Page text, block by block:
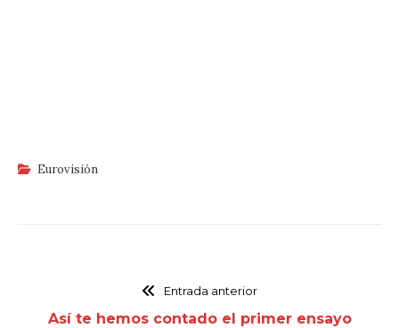
Eurovisión
Entrada anterior
Así te hemos contado el primer ensayo